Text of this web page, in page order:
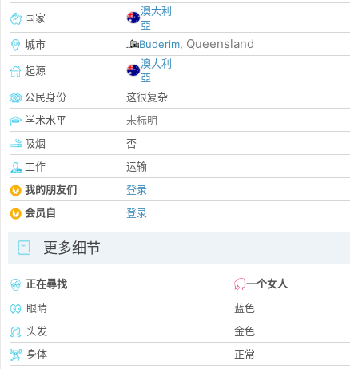
国家
澳大利
亞
城市
Buderim, Queensland
起源
澳大利
亞
公民身份
这很复杂
学术水平
未标明
吸烟
否
工作
运输
我的朋友们
登录
会员自
登录
更多细节
正在尋找
一个女人
眼睛
蓝色
头发
金色
身体
正常